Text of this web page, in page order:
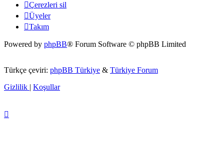
Çerezleri sil
Üyeler
Takım
Powered by phpBB® Forum Software © phpBB Limited
Türkçe çeviri: phpBB Türkiye & Türkiye Forum
Gizlilik | Koşullar